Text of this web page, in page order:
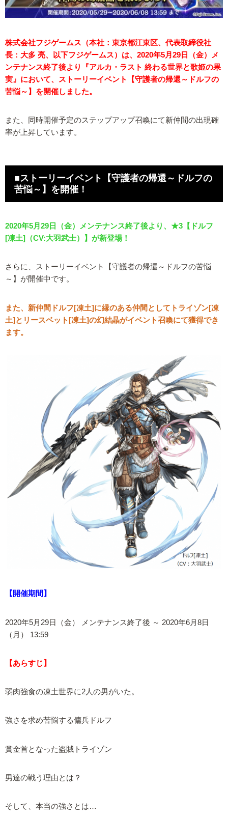
株式会社フジゲームス（本社：東京都江東区、代表取締役社
長：大多 亮、以下フジゲームス）は、2020年5月29日（金）メ
ンテナンス終了後より『アルカ・ラスト 終わる世界と歌姫の果
実』において、ストーリーイベント【守護者の帰還～ドルフの
苦悩～】を開催しました。
また、同時開催予定のステップアップ召喚にて新仲間の出現確
率が上昇しています。
■ストーリーイベント【守護者の帰還～ドルフの
苦悩～】を開催！
2020年5月29日（金）メンテナンス終了後より、★3【ドルフ
[凍土]（CV:大羽武士）】が新登場！
さらに、ストーリーイベント【守護者の帰還～ドルフの苦悩
～】が開催中です。
また、新仲間ドルフ[凍土]に縁のある仲間としてトライゾン[凍
土]とリースベット[凍土]の幻結晶がイベント召喚にて獲得でき
ます。
【開催期間】
2020年5月29日（金） メンテナンス終了後 ～ 2020年6月8日
（月） 13:59
【あらすじ】
弱肉強食の凍土世界に2人の男がいた。
強さを求め苦悩する傭兵ドルフ
賞金首となった盗賊トライゾン
男達の戦う理由とは？
そして、本当の強さとは…